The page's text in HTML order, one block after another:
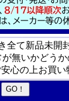
全て新品未開
無いかどう
心の上お買い